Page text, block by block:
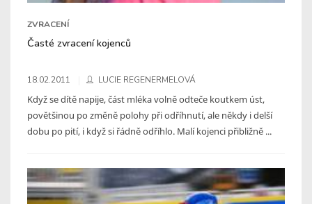
ZVRACENÍ
Časté zvracení kojenců
18.02.2011 LUCIE REGENERMELOVÁ
Když se dítě napije, část mléka volně odteče koutkem úst,
povětšinou po změně polohy při odříhnutí, ale někdy i delší
dobu po pití, i když si řádně odříhlo. Malí kojenci přibližně ...